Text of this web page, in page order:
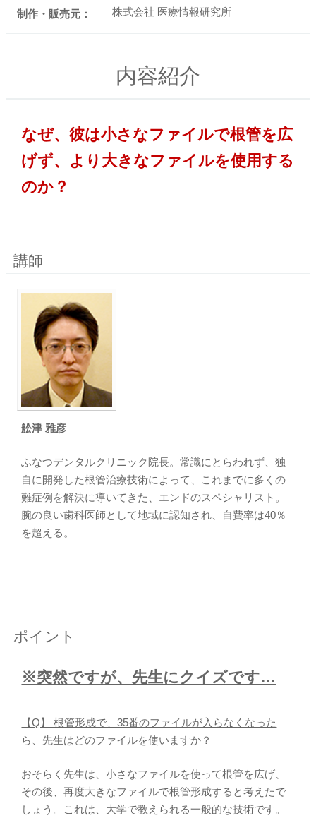
制作・販売元： 株式会社 医療情報研究所
内容紹介
なぜ、彼は小さなファイルで根管を広
げず、より大きなファイルを使用する
のか？
講師
舩津 雅彦
ふなつデンタルクリニック院長。常識にとらわれず、独
自に開発した根管治療技術によって、これまでに多くの
難症例を解決に導いてきた、エンドのスペシャリスト。
腕の良い歯科医師として地域に認知され、自費率は40％
を超える。
ポイント
※突然ですが、先生にクイズです…
【Q】 根管形成で、35番のファイルが入らなくなった
ら、先生はどのファイルを使いますか？
おそらく先生は、小さなファイルを使って根管を広げ、
その後、再度大きなファイルで根管形成すると考えたで
しょう。これは、大学で教えられる一般的な技術です。